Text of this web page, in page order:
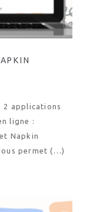
2 applications
ligne :
Napkin
permet (…)